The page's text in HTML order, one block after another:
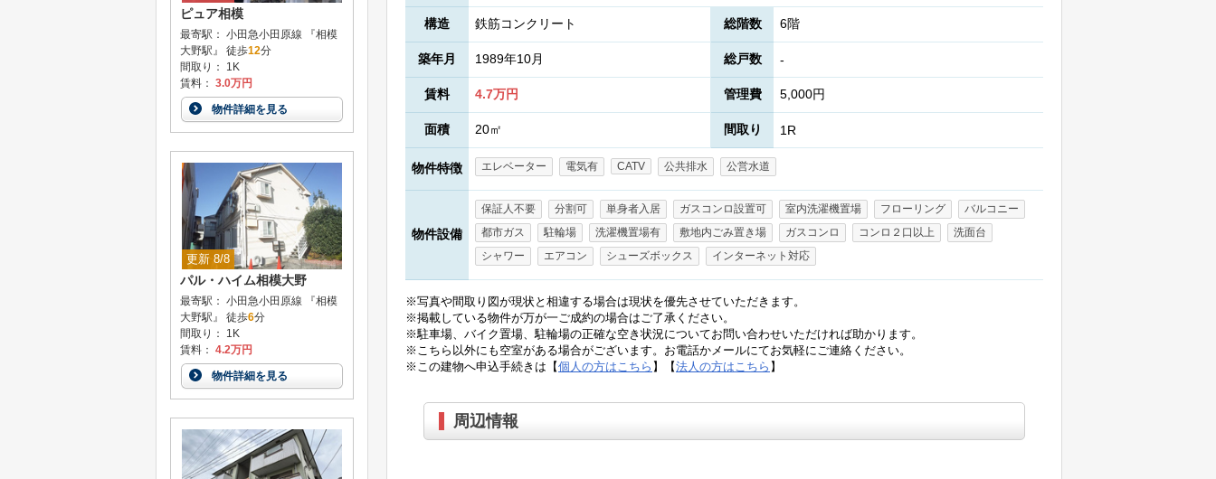
構造 鉄筋コンクリート 総階数 6階
築年月 1989年10月 総戸数 -
賃料 4.7万円 管理費 5,000円
面積 20㎡ 間取り 1R
物件特徴 エレベーター 電気有 CATV 公共排水 公営水道
物件設備
保証人不要 分割可 単身者入居 ガスコンロ設置可 室内洗濯機置場 フローリング
バルコニー
都市ガス
駐輪場 洗濯機置場有 敷地内ごみ置き場 ガスコンロ コンロ２口以上
洗面台
シャワー
エアコン シューズボックス インターネット対応
※写真や間取り図が現状と相違する場合は現状を優先させていただきます。
※掲載している物件が万が一ご成約の場合はご了承ください。
※駐車場、バイク置場、駐輪場の正確な空き状況についてお問い合わせいただければ助かります。
※こちら以外にも空室がある場合がございます。お電話かメールにてお気軽にご連絡ください。
※この建物へ申込手続きは【個人の方はこちら 】【法人の方はこちら 】
周辺情報
ピュア相模
最寄駅： 小田急小田原線 『相模
大野駅』 徒歩12分
間取り： 1K
賃料： 3.0万円
物件詳細を見る
更新 8/8
パル・ハイム相模大野
最寄駅： 小田急小田原線 『相模
大野駅』 徒歩6分
間取り： 1K
賃料： 4.2万円
物件詳細を見る